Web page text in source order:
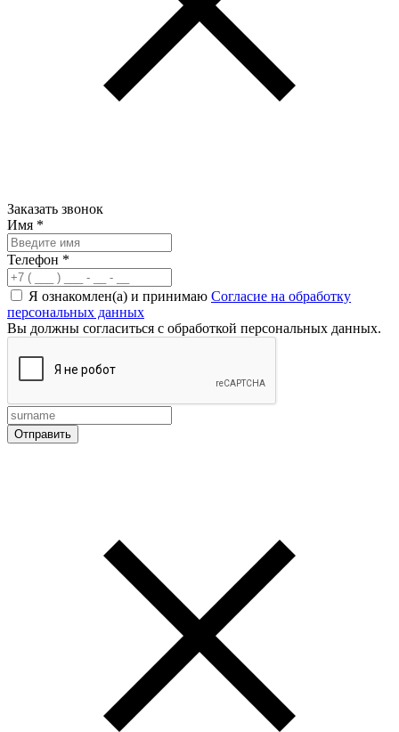
Заказать звонок
Имя *
Телефон *
Я ознакомлен(а) и принимаю Согласие на обработку
персональных данных
Вы должны согласиться с обработкой персональных данных.